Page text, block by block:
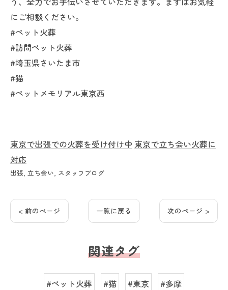
にご相談ください。
#ペット火葬
#訪問ペット火葬
#埼玉県さいたま市
#猫
#ペットメモリアル東京西
東京で出張での火葬を受け付け中 東京で立ち会い火葬に
対応
出張 立ち会い スタッフブログ
< 前のページ 一覧に戻る 次のページ >
関連タグ
#ペット火葬 #猫 #東京
#多摩